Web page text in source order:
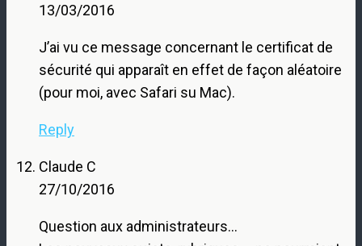
13/03/2016
J’ai vu ce message concernant le certificat de
sécurité qui apparaît en effet de façon aléatoire
(pour moi, avec Safari su Mac).
Reply
Claude C
27/10/2016
Question aux administrateurs…